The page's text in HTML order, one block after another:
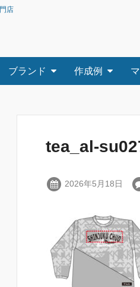
店
ブランド 作成例
tea_al-
2026年5月18日